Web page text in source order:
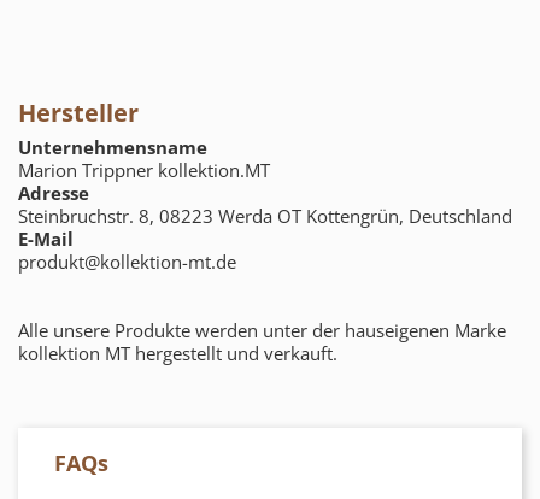
Hersteller
Unternehmensname
Marion Trippner kollektion.MT
Adresse
Steinbruchstr. 8, 08223 Werda OT Kottengrün, Deutschland
E-Mail
produkt@kollektion-mt.de
Alle unsere Produkte werden unter der hauseigenen Marke
kollektion MT hergestellt und verkauft.
FAQs